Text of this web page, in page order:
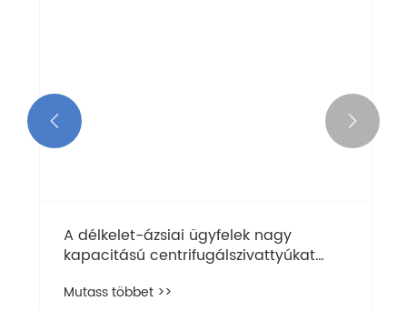
A délkelet-ázsiai ügyfelek nagy
kapacitású centrifugálszivattyúkat
készülve
Mutass többet >>
 